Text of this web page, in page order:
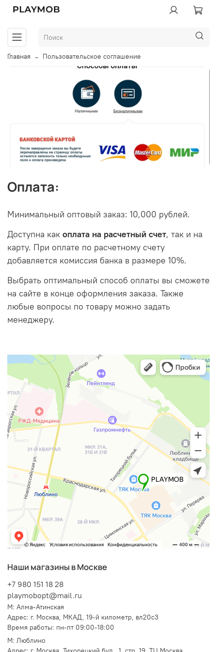
Главная Пользовательское соглашение
Оплата:
Минимальный оптовый заказ: 10,000 рублей.
Доступна как оплата на расчетный счет, так и на
карту. При оплате по расчетному счету
добавляется комиссия банка в размере 10%.
Выбрать оптимальный способ оплаты вы сможете
на сайте в конце оформления заказа. Также
любые вопросы по товару можно задать
менеджеру.
Наши магазины в Москве
+7 980 151 18 28
playmobopt@mail.ru
М: Алма-Атинская
Адрес: г. Москва, МКАД, 19-й километр, вл20с3
Время работы: пн-пт 09:00-18:00
М: Люблино